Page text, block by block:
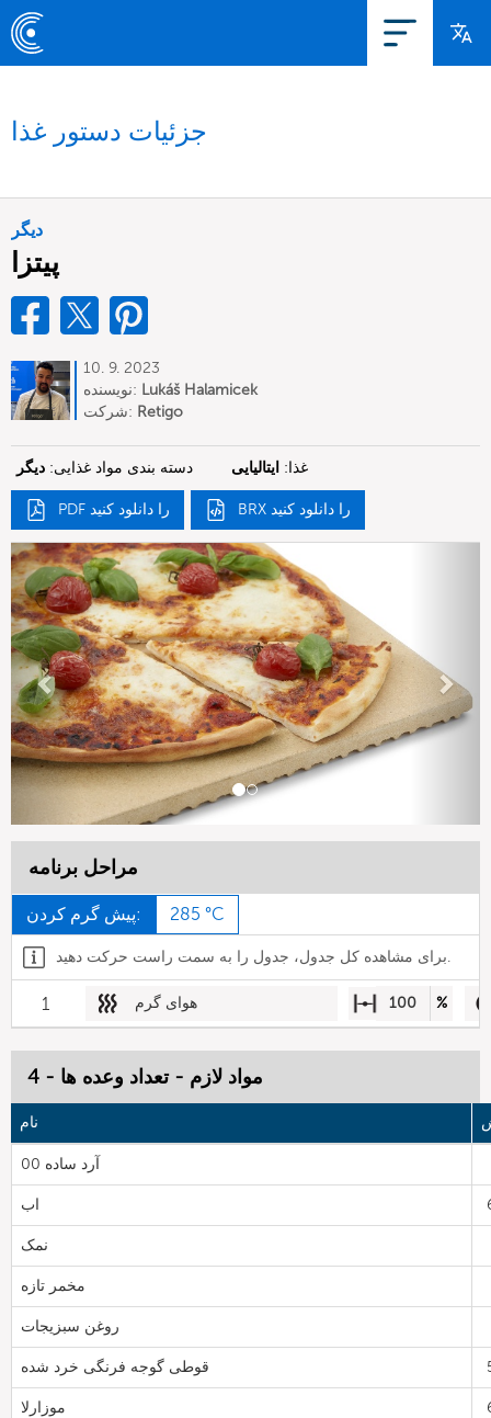
جزئیات دستور غذا
دیگر
پیتزا
10. 9. 2023
نویسنده: Lukáš Halamicek
شرکت: Retigo
دسته بندی مواد غذایی: دیگر غذا: ایتالیایی
PDF را دانلود کنید BRX را دانلود کنید
Previous
مراحل برنامه
پیش گرم کردن: 285 °C
برای مشاهده کل جدول، جدول را به سمت راست حرکت دهید.
1 هوای گرم 100 %
مواد لازم - تعداد وعده ها - 4
نام
آرد ساده 00
اب
نمک
مخمر تازه
روغن سبزیجات
قوطی گوجه فرنگی خرد شده
موزارلا